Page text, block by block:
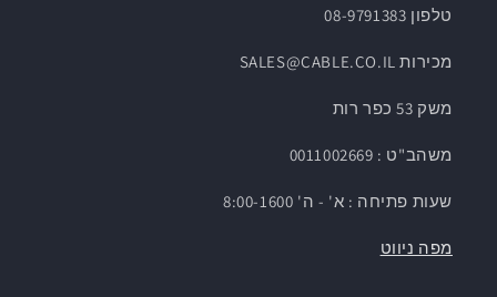
טלפון 08-9791383
מכירות SALES@CABLE.CO.IL
משק 53 כפר רות
משהב"ט : 0011002669
שעות פתיחה : א' - ה' 8:00-1600
מפה ניווט